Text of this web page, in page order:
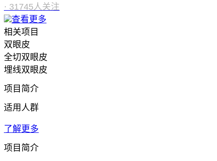
· 31745人关注
查看更多
相关项目
双眼皮
全切双眼皮
埋线双眼皮
项目简介
适用人群
了解更多
项目简介